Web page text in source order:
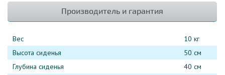
Производитель и гарантия
Вес
10 кг
Высота сиденья
50 см
Глубина сиденья
40 см